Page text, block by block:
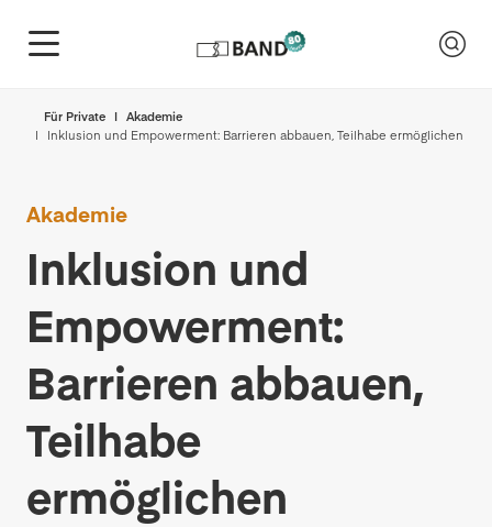
Für Private
Akademie
Inklusion und Empowerment: Barrieren abbauen, Teilhabe ermöglichen
Akademie
Inklusion und
Empowerment:
Barrieren abbauen,
Teilhabe
ermöglichen